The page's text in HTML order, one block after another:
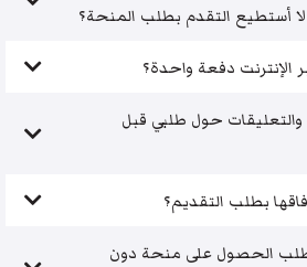
أستطيع التقدم بطلب المنحة؟
دفعة واحدة؟
حول طلبي قبل
بطلب التقديم؟
الحصول على منحة دون